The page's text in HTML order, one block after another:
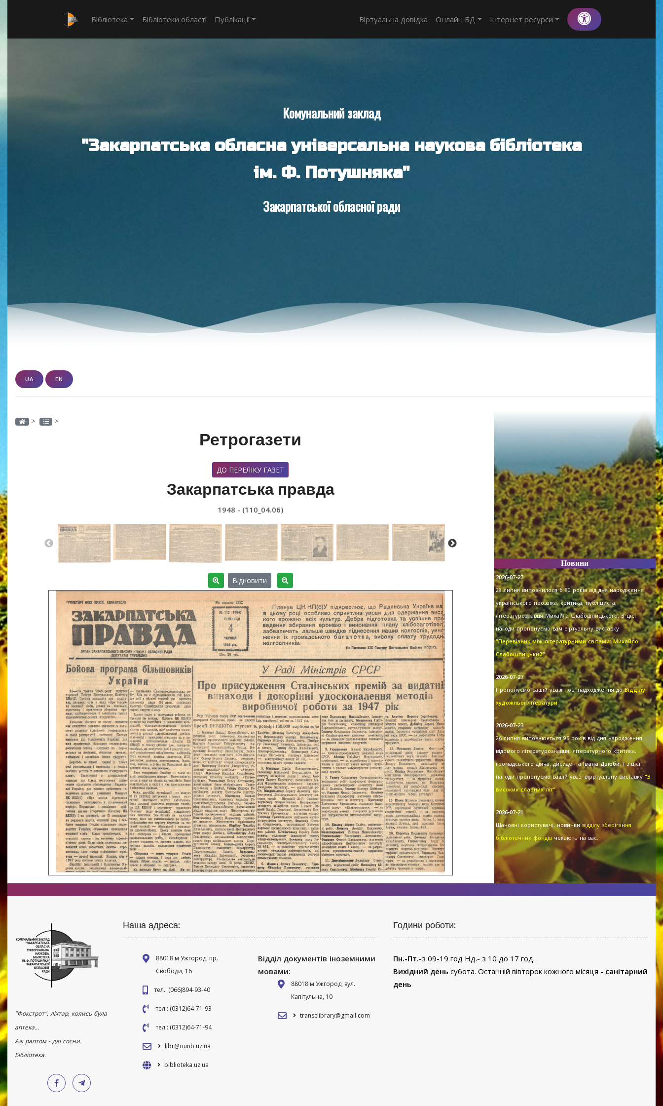
Бібліотека Бібліотеки області Публікації Віртуальна довідка Онлайн БД Інтернет ресурси
Комунальний заклад
"Закарпатська обласна універсальна наукова бібліотека
ім. Ф. Потушняка"
Закарпатської обласної ради
UA EN
> >
Ретрогазети
ДО ПЕРЕЛІКУ ГАЗЕТ
Закарпатська правда
1948 - (110_04.06)
Відновити
Новини
2026-07-27
28 липня виповнилося б 80 років від дня народження
українського прозаїка, критика, публіциста,
літературознавця Михайла Слабошпицького. З цієї
нагоди пропонуємо вам віртуальну виставку
"Перевізник між літературними світами: Михайло
Слабошпицький".
2026-07-27
Пропонуємо вашій увазі нові надходження доВідділу
художньої літератури.
2026-07-23
26 липня виповнюється 95 років від дня народження
відомого літературознавця, літературного критика,
громадського діяча, дисидентаІвана Дзюби. І з цієї
нагоди пропонуємо вашій увазі вірртуальну виставку "З
високих славних літ".
2026-07-21
Шановні користувачі, новинкивідділу зберігання
бібліотечних фондівчекають на вас.
"Фокстрот", ліхтар, колись була
аптека...
Аж раптом - дві сосни.
Бібліотека.
Наша адреса:
88018 м Ужгород, пр.
Свободи, 16
тел.: (066)894-93-40
тел.: (0312)64-71-93
тел.: (0312)64-71-94
libr@ounb.uz.ua
biblioteka.uz.ua
Відділ документів іноземними
мовами:
88018 м Ужгород, вул.
Капітульна, 10
transclibrary@gmail.com
Години роботи:
Пн.-Пт.-з 09-19 год Нд.- з 10 до 17 год.
Вихідний день субота. Останній вівторок кожного місяця - санітарний
день